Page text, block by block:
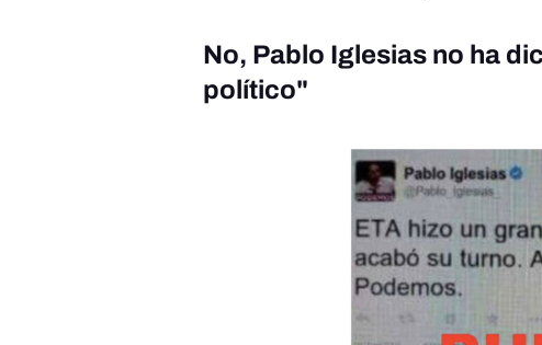
No, Pablo Iglesias no ha
político"